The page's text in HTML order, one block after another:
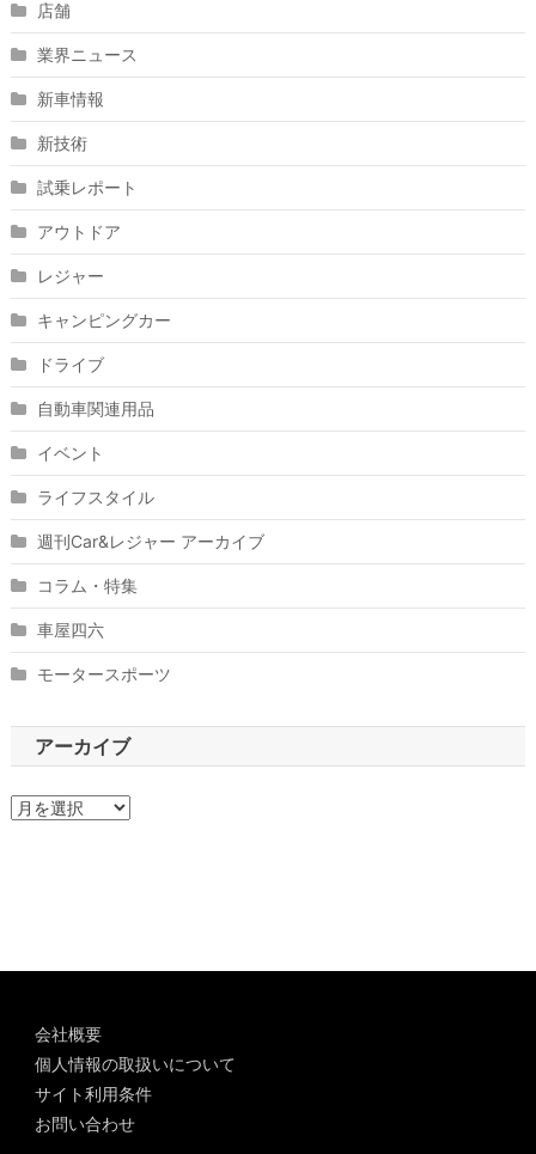
店舗
業界ニュース
新車情報
新技術
試乗レポート
アウトドア
レジャー
キャンピングカー
ドライブ
自動車関連用品
イベント
ライフスタイル
週刊Car&レジャー アーカイブ
コラム・特集
車屋四六
モータースポーツ
アーカイブ
ア
会社概要
個人情報の取扱いについて
サイト利用条件
お問い合わせ